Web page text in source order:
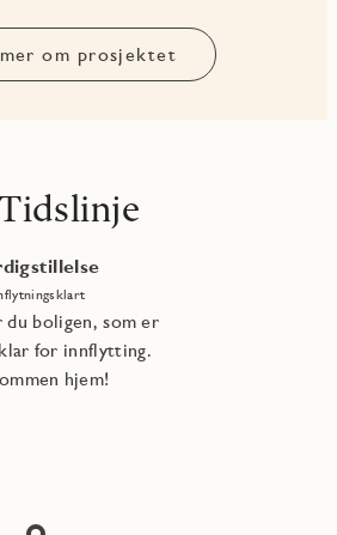
om prosjektet
boligen, som er
for innflytting.
hjem!